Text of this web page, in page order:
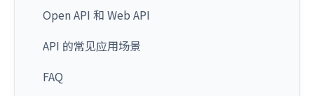
Open API 和 Web API
API 的常见应用场景
FAQ